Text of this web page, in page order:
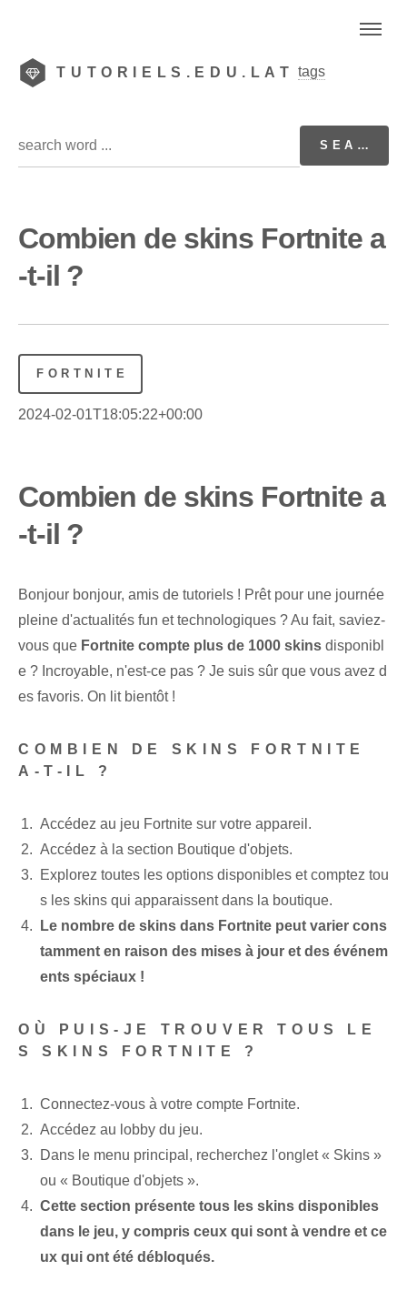
TUTORIELS.EDU.LAT tags
Combien de skins Fortnite a
-t-il ?
FORTNITE
2024-02-01T18:05:22+00:00
Combien de skins Fortnite a
-t-il ?
Bonjour bonjour, amis de tutoriels ! Prêt pour une journée
pleine d'actualités fun et technologiques ? Au fait, saviez-
vous que Fortnite compte plus de 1000 skins disponibl
e ?⁣ Incroyable, n'est-ce pas ?⁢ Je suis sûr que vous avez d
es favoris. On lit bientôt ! ⁢
COMBIEN DE SKINS FORTNITE
A-T-IL ?
Accédez au jeu Fortnite sur votre appareil.
Accédez à la section Boutique d'objets.
Explorez toutes les options disponibles et comptez tou
s les skins qui apparaissent dans la boutique.
Le nombre de skins dans Fortnite peut varier cons
tamment en raison des mises à jour et des événem
ents spéciaux !
OÙ PUIS-JE TROUVER TOUS LE
S SKINS FORTNITE ?
Connectez-vous à votre compte Fortnite.
Accédez au lobby du jeu.
Dans le menu principal, recherchez l'onglet « Skins »
ou « Boutique d'objets ».
Cette section présente tous les skins disponibles
dans le jeu, y compris ceux qui sont à vendre et ce
ux qui ont été débloqués.